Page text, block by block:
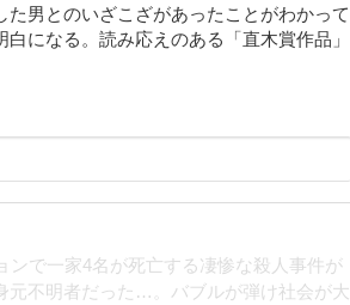
男とのいざこざがあったことがわかって
になる。読み応えのある「直木賞作品」
一家4名が死亡する凄惨な殺人事件が
元不明者だった…。バブルが弾け社会が大